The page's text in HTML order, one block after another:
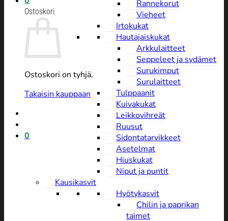
Ostoskori
Ostoskori on tyhjä.
Takaisin kauppaan
0
Rannekorut
Vieheet
Irtokukat
Hautajaiskukat
Arkkulaitteet
Seppeleet ja sydämet
Surukimput
Surulaitteet
Tulppaanit
Kuivakukat
Leikkovihreät
Ruusut
Sidontatarvikkeet
Asetelmat
Hiuskukat
Niput ja puntit
Kausikasvit
Hyötykasvit
Chilin ja paprikan
taimet